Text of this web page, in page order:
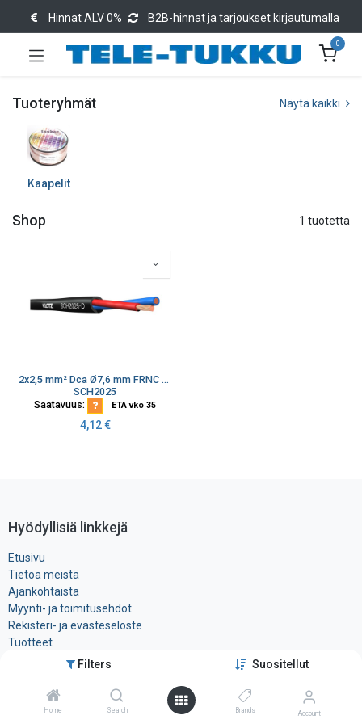
Filters Suositellut
Home Search Brands Account
Hinnat ALV 0% B2B-hinnat ja tarjoukset kirjautumalla
0
Tuoteryhmät Näytä kaikki
Kaapelit
Shop 1 tuotetta
2x2,5 mm² Dca Ø7,6 mm FRNC musta kaiutinkaapeli K500
SCH2025
Saatavuus:
ETA vko 35
4,12€
Hyödyllisiä linkkejä
Etusivu
Tietoa meistä
Ajankohtaista
Myynti- ja toimitusehdot
Rekisteri- ja ​evästeseloste
Tuotteet